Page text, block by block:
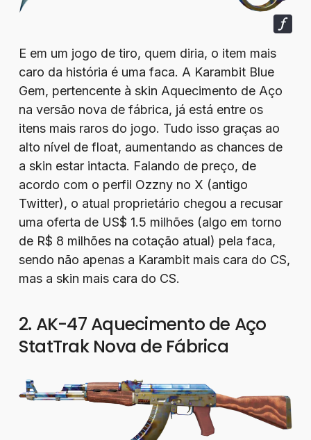
E em um jogo de tiro, quem diria, o item mais
caro da história é uma faca. A Karambit Blue
Gem, pertencente à skin Aquecimento de Aço
na versão nova de fábrica, já está entre os
itens mais raros do jogo. Tudo isso graças ao
alto nível de float, aumentando as chances de
a skin estar intacta. Falando de preço, de
acordo com o perfil Ozzny no X (antigo
Twitter), o atual proprietário chegou a recusar
uma oferta de US$ 1.5 milhões (algo em torno
de R$ 8 milhões na cotação atual) pela faca,
sendo não apenas a Karambit mais cara do CS,
mas a skin mais cara do CS.
2. AK-47 Aquecimento de Aço
StatTrak Nova de Fábrica